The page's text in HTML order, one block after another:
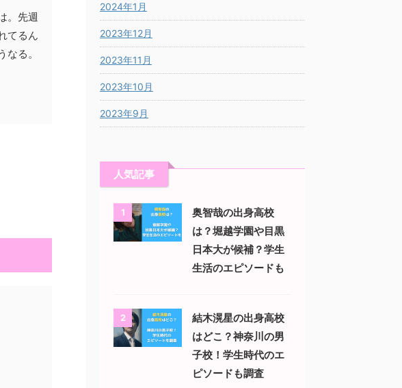
。先週
てるん
る。
2024年1月
2023年12月
2023年11月
2023年10月
2023年9月
人気記事
1
奥智哉の出身高校
は？堀越学園や目黒
日本大が候補？学生
生活のエピソードも
2
結木滉星の出身高校
はどこ？神奈川の男
子校！学生時代のエ
ピソードも調査